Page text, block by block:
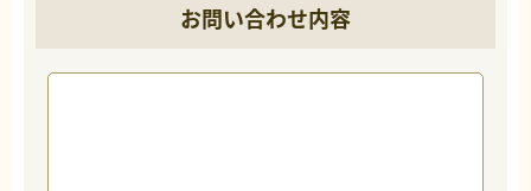
お問い合わせ内容